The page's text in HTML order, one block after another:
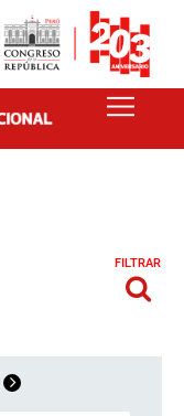
FILTRAR